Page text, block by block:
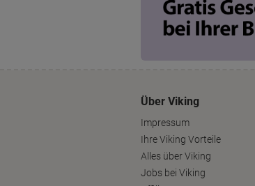
Über Viking
Impressum
Ihre Viking Vorteile
Alles über Viking
Jobs bei Viking